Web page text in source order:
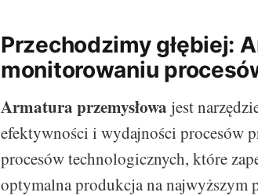
Przechodzimy głębiej:
monitorowaniu
Armatura przemysłowa jest
efektywności i wydajności procesów
procesów technologicznych, które
optymalna produkcja na najwyższym